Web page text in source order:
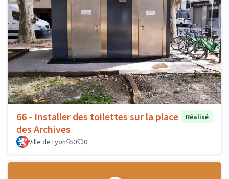
66 - Installer des toilettes sur la place
des Archives
Réalisé
Ville de Lyon 0 0